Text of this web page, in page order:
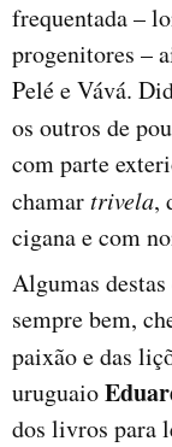
frequentada –
progenitores –
Pelé e Vává.
os outros de
com parte
chamartrivela,
cigana e com
Algumas
sempre bem,
paixão e das
uruguaio
dos livros para